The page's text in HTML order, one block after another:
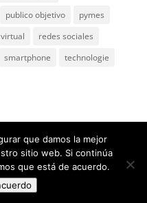
publico objetivo
pymes
redes sociales
smartphone
technologie
618731898 |Mapa
y aviso legal
que damos la mejor
sitio web. Si continúa
que está de acuerdo.